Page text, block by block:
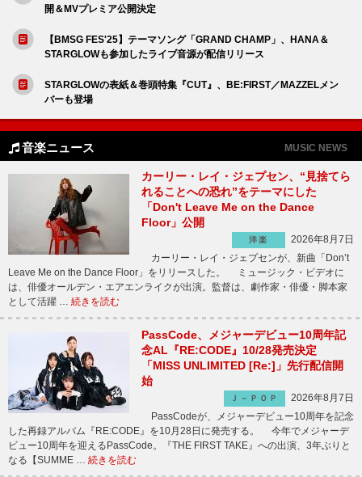
開＆MVプレミア公開決定
【BMSG FES'25】テーマソング「GRAND CHAMP」、HANA＆
STARGLOWも参加したライブ音源が配信リリース
STARGLOWの表紙＆巻頭特集『CUT』、BE:FIRST／MAZZELメン
バーも登場
音楽ニュース MUSIC NEWS
カーリー・レイ・ジェプセン、“見捨てら
れることへの恐れ”をテーマにした
「Don't Leave Me on the Dance
Floor」公開
洋楽
2026年8月7日
カーリー・レイ・ジェプセンが、新曲「Don’t
Leave Me on the Dance Floor」をリリースした。 ミュージック・ビデオに
は、俳優オールデン・エアエンライクが出演。監督は、劇作家・俳優・脚本家
として活躍 … 続きを読む
PassCode、メジャーデビュー10周年記
念AL『RE:CODE』10/28発売決定
「MISS UNLIMITED [Re:]」先行配信開
始
Ｊ－ＰＯＰ
2026年8月7日
PassCodeが、メジャーデビュー10周年を記念
した再録アルバム『RE:CODE』を10月28日に発売する。 今年でメジャーデ
ビュー10周年を迎えるPassCode。『THE FIRST TAKE』への出演、3年ぶりと
なる【SUMME … 続きを読む